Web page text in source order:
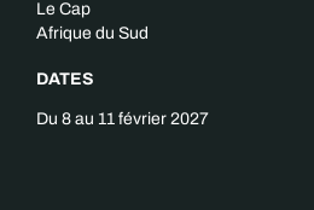
Le Cap
Afrique du Sud
DATES
Du 8 au 11 février 2027